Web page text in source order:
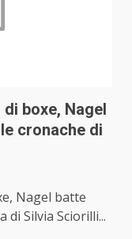
boxe, Nagel
cronache di
Nagel batte
di Silvia Sciorilli...